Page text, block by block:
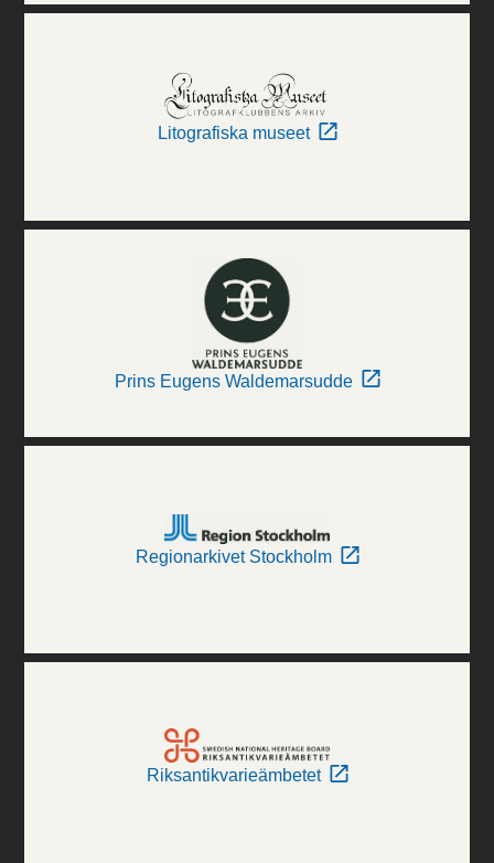
Litografiska museet
Prins Eugens Waldemarsudde
Regionarkivet Stockholm
Riksantikvarieämbetet